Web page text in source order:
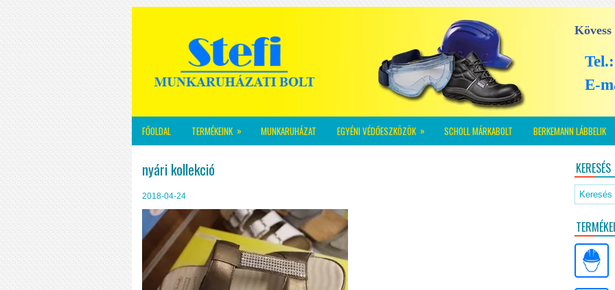
E-
FŐOLDAL TERMÉKEINK » MUNKARUHÁZAT EGYÉNI VÉDŐESZKÖZÖK » SCHOLL MÁRKABOLT BERKEMANN LÁBBELIK
nyári kollekció
2018-04-24
KERESÉS